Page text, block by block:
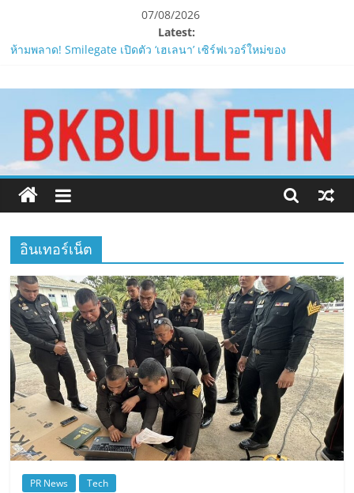
content
07/08/2026
Latest:
PIPPER STANDARD® เปิดตัวแชมพูอาบน้ำ และ โฟมอาบแห้งสัตว์
เลี้ยง
LORDNINE 29 ก.ค. นี้
LORDNINE ครบรอบ 1 ปี! Smilegate เปิด “Helena” เซิร์ฟฯ ใหม่
พร้อมอาวุธเคียวและศึกกิลด์-PvP เดือดครึ่งปีหลัง 2026
Smilegate ฉลองครบรอบ 1 ปี “Lordnine”เปิดตัวเซิร์ฟใหม่ ‘Helena’
บูสต์ EXP กระฉูด 50% พร้อมแจกซัมมอนสูงสุด 1,111 ครั้ง!
ZTE จับมือ AIS อัปเกรด Backbone Networkสำหรับภาครัฐและองค์กร
ธุรกิจ มุ่งเสริมรากฐานเศรษฐกิจดิจิทัลให้แกร่งยิ่งขึ้น
เสนอ
ข่าว
ครบ
ทุก
อินเทอร์เน็ต
PR News Tech